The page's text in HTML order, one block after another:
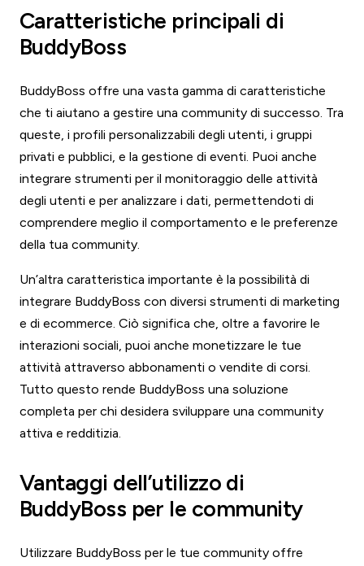
Caratteristiche principali di
BuddyBoss
BuddyBoss offre una vasta gamma di caratteristiche
che ti aiutano a gestire una community di successo. Tra
queste, i profili personalizzabili degli utenti, i gruppi
privati e pubblici, e la gestione di eventi. Puoi anche
integrare strumenti per il monitoraggio delle attività
degli utenti e per analizzare i dati, permettendoti di
comprendere meglio il comportamento e le preferenze
della tua community.
Un’altra caratteristica importante è la possibilità di
integrare BuddyBoss con diversi strumenti di marketing
e di ecommerce. Ciò significa che, oltre a favorire le
interazioni sociali, puoi anche monetizzare le tue
attività attraverso abbonamenti o vendite di corsi.
Tutto questo rende BuddyBoss una soluzione
completa per chi desidera sviluppare una community
attiva e redditizia.
Vantaggi dell’utilizzo di
BuddyBoss per le community
Utilizzare BuddyBoss per le tue community offre